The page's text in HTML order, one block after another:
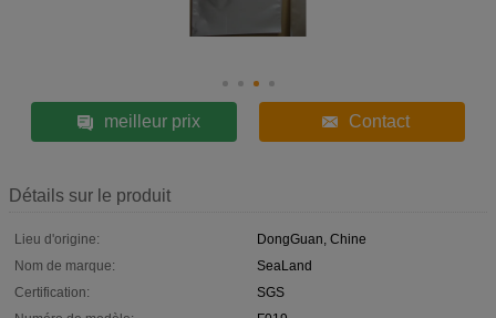
meilleur prix Contact
Détails sur le produit
Lieu d'origine:
DongGuan, Chine
Nom de marque:
SeaLand
Certification:
SGS